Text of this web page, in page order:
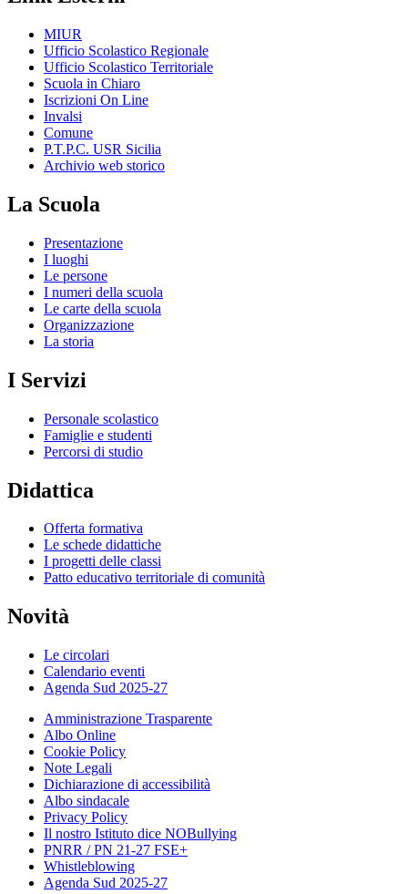
MIUR
Ufficio Scolastico Regionale
Ufficio Scolastico Territoriale
Scuola in Chiaro
Iscrizioni On Line
Invalsi
Comune
P.T.P.C. USR Sicilia
Archivio web storico
La Scuola
Presentazione
I luoghi
Le persone
I numeri della scuola
Le carte della scuola
Organizzazione
La storia
I Servizi
Personale scolastico
Famiglie e studenti
Percorsi di studio
Didattica
Offerta formativa
Le schede didattiche
I progetti delle classi
Patto educativo territoriale di comunità
Novità
Le circolari
Calendario eventi
Agenda Sud 2025-27
Amministrazione Trasparente
Albo Online
Cookie Policy
Note Legali
Dichiarazione di accessibilità
Albo sindacale
Privacy Policy
Il nostro Istituto dice NOBullying
PNRR / PN 21-27 FSE+
Whistleblowing
Agenda Sud 2025-27